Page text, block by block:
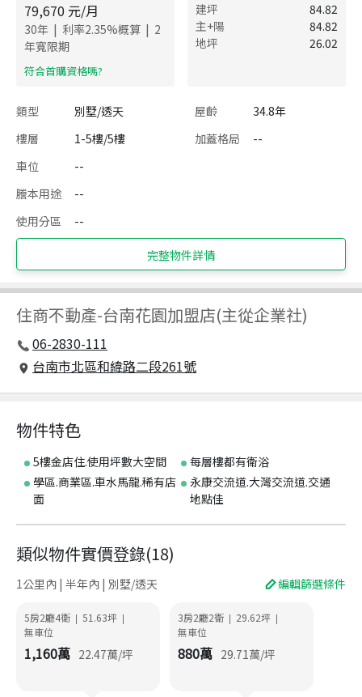
79,670 元/月
30年 | 利率2.35%概算 | 2
年寬限期
​符合首購資格嗎?
建坪
84.82
主+陽
84.82
地坪
26.02
類型 別墅/透天 屋齡
34.8年
樓層
1-5樓/5樓 加蓋格局
--
車位
--
謄本用途
--
使用分區
--
完整物件詳情
住商不動產-台南花園加盟店(主從企業社)
06-2830-111
台南市北區和緯路二段261號
物件特色
5樓金店住.使用坪數大空間
每層樓都有衛浴
學區.商業區.車水馬龍.稀有店
面
永康交流道.大灣交流道.交通
地點佳
類似物件實價登錄(18)
1公里內 | 半年內 | 別墅/透天 編輯篩選條件
5房2廳4衛 | 51.63坪 |
無車位
1,160萬 22.47萬/坪
3房2廳2衛 | 29.62坪 |
無車位
880萬 29.71萬/坪